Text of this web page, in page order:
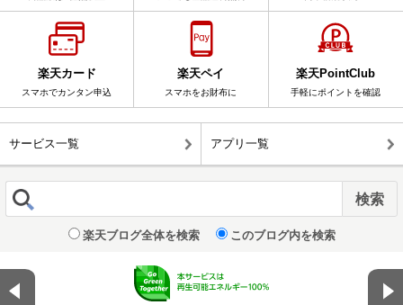
楽天カード
スマホでカンタン申込
楽天ペイ
スマホをお財布に
楽天PointClub
手軽にポイントを確認
サービス一覧 アプリ一覧
楽天ブログ全体を検索 このブログ内を検索